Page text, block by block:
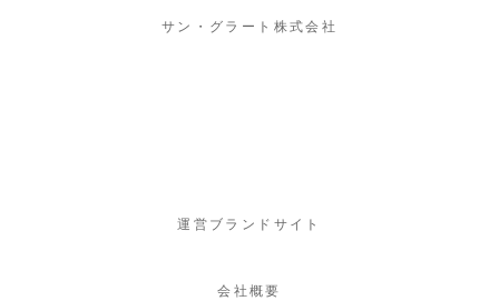
サン・グラート株式会社
運営ブランドサイト
会社概要